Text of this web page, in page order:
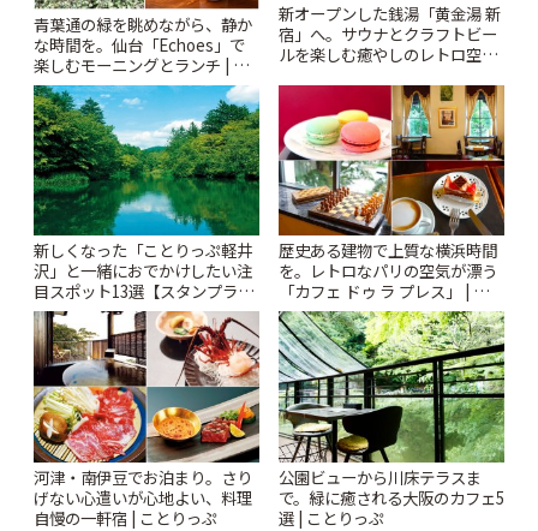
青葉通の緑を眺めながら、静か
な時間を。仙台「Echoes」で
楽しむモーニングとランチ | こ
とりっぷ
新オープンした銭湯「黄金湯 新
宿」へ。サウナとクラフトビー
ルを楽しむ癒やしのレトロ空間
新しくなった「ことりっぷ軽井
沢」と一緒におでかけしたい注
目スポット13選【スタンプラリ
ー開催中】 | ことりっぷ
歴史ある建物で上質な横浜時間
を。レトロなパリの空気が漂う
「カフェ ドゥ ラ プレス」 | こと
りっぷ
河津・南伊豆でお泊まり。さり
げない心遣いが心地よい、料理
自慢の一軒宿 | ことりっぷ
公園ビューから川床テラスま
で。緑に癒される大阪のカフェ5
選 | ことりっぷ